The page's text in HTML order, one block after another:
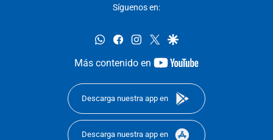
Síguenos en:
whatsappfacebookinstagram
twittergoogle
Más contenido en
youtube-
Descarga nuestra app en
Descarga nuestra app en